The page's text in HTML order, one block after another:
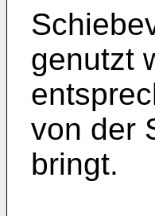
genutzt
von der
bringt.